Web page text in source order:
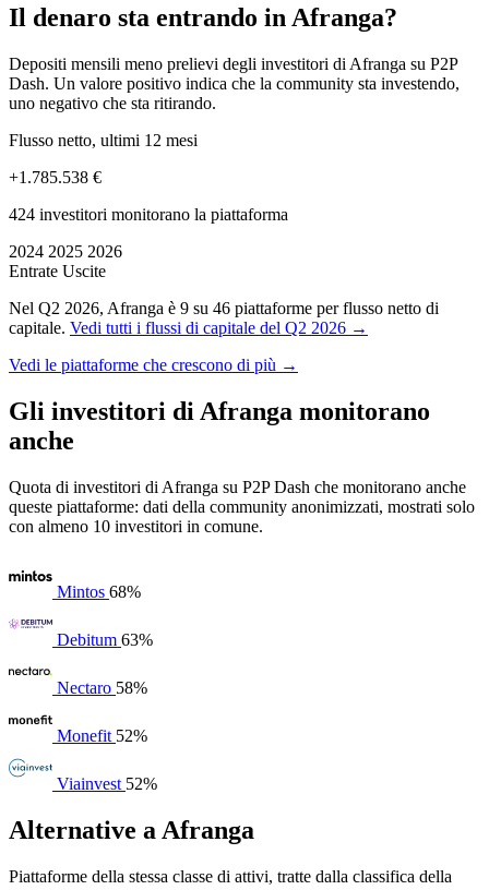
Il denaro sta entrando in Afranga?
Depositi mensili meno prelievi degli investitori di Afranga su P2P
Dash. Un valore positivo indica che la community sta investendo,
uno negativo che sta ritirando.
Flusso netto, ultimi 12 mesi
+1.785.538 €
424 investitori monitorano la piattaforma
2024 2025 2026
Entrate Uscite
Nel Q2 2026, Afranga è 9 su 46 piattaforme per flusso netto di
capitale. Vedi tutti i flussi di capitale del Q2 2026 →
Vedi le piattaforme che crescono di più →
Gli investitori di Afranga monitorano
anche
Quota di investitori di Afranga su P2P Dash che monitorano anche
queste piattaforme: dati della community anonimizzati, mostrati solo
con almeno 10 investitori in comune.
Mintos 68%
Debitum 63%
Nectaro 58%
Monefit 52%
Viainvest 52%
Alternative a Afranga
Piattaforme della stessa classe di attivi, tratte dalla classifica della